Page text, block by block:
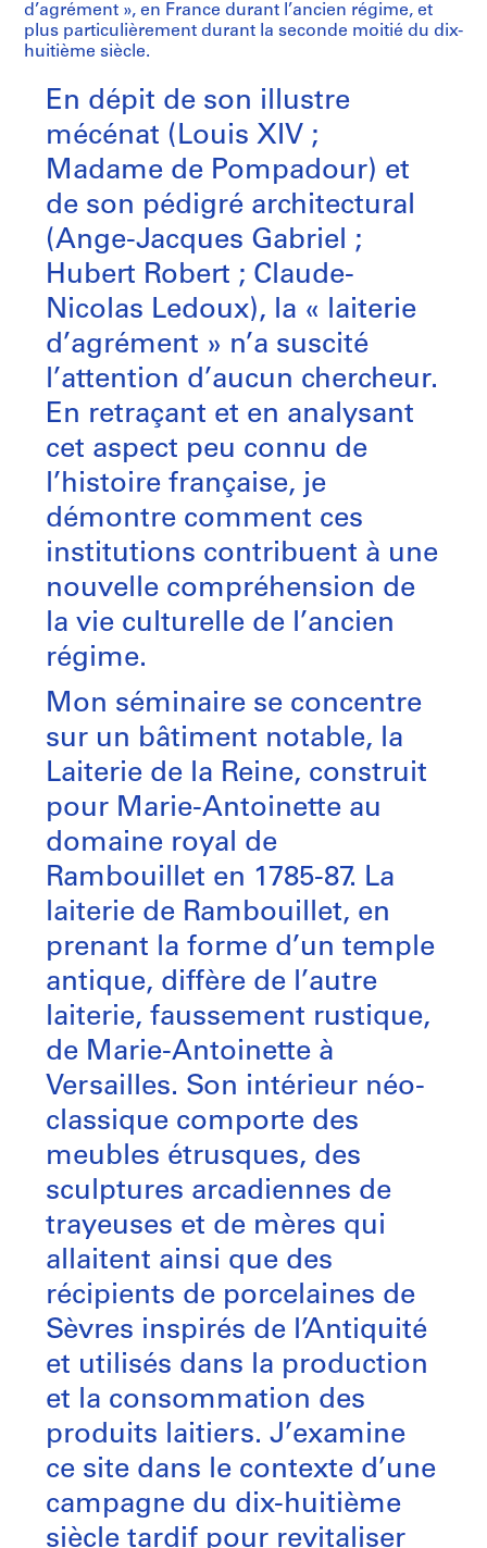
d’agrément », en France durant l’ancien régime, et
plus particulièrement durant la seconde moitié du dix-
huitième siècle.
En dépit de son illustre
mécénat (Louis XIV ;
Madame de Pompadour) et
de son pédigré architectural
(Ange-Jacques Gabriel ;
Hubert Robert ; Claude-
Nicolas Ledoux), la « laiterie
d’agrément » n’a suscité
l’attention d’aucun chercheur.
En retraçant et en analysant
cet aspect peu connu de
l’histoire française, je
démontre comment ces
institutions contribuent à une
nouvelle compréhension de
la vie culturelle de l’ancien
régime.
Mon séminaire se concentre
sur un bâtiment notable, la
Laiterie de la Reine, construit
pour Marie-Antoinette au
domaine royal de
Rambouillet en 1785-87. La
laiterie de Rambouillet, en
prenant la forme d’un temple
antique, diffère de l’autre
laiterie, faussement rustique,
de Marie-Antoinette à
Versailles. Son intérieur néo-
classique comporte des
meubles étrusques, des
sculptures arcadiennes de
trayeuses et de mères qui
allaitent ainsi que des
récipients de porcelaines de
Sèvres inspirés de l’Antiquité
et utilisés dans la production
et la consommation des
produits laitiers. J’examine
ce site dans le contexte d’une
campagne du dix-huitième
siècle tardif pour revitaliser